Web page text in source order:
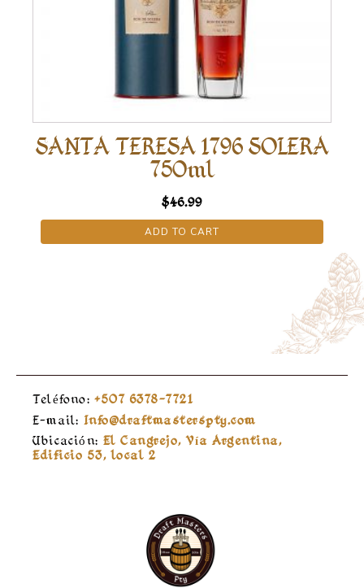
SANTA TERESA 1796 SOLERA
750ml
$46.99
ADD TO CART
Teléfono: +507 6378-7721
E-mail: Info@draftmasterspty.com
Ubicación: El Cangrejo, Vía Argentina,
Edificio 53, local 2